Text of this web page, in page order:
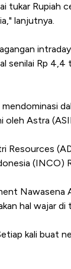
tukar
lanjutnya.
senilai Rp
oleh Astra
Resources
(INCO)
Nawasena
hal wajar di
kali buat